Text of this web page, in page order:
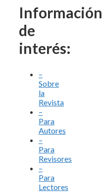
Información
de
interés:
–
Sobre
la
Revista
–
Para
Autores
–
Para
Revisores
–
Para
Lectores